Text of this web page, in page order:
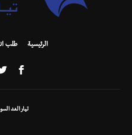
الرئيسية طلب
تيار الغد